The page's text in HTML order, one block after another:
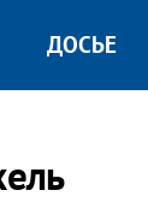
ДОСЬЕ